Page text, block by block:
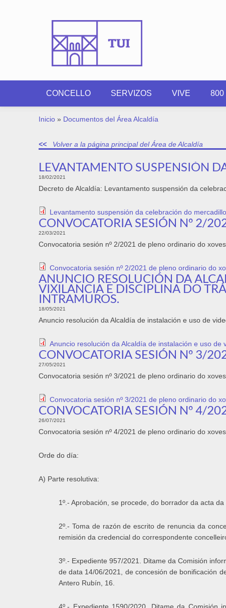
CONCELLO SERVIZOS VIVE 800
VOSTEDE ESTÁ AQUÍ
Inicio » Documentos del Área Alcaldía
Volver a la página principal del Área de Alcaldía
LEVANTAMENTO SUSPENSIÓN
18/02/2021
Decreto de Alcaldía: Levantamento suspensión da
Levantamento suspensión da celebración do
CONVOCATORIA SESIÓN Nº 2/
22/03/2021
Convocatoria sesión nº 2/2021 de pleno ordinario do
Convocatoria sesión nº 2/2021 de pleno ordinario do
ANUNCIO RESOLUCIÓN DA
VIXILANCIA E DISCIPLINA DO
INTRAMUROS.
18/05/2021
Anuncio resolución da Alcaldía de instalación e uso de
Anuncio resolución da Alcaldía de instalación e uso
CONVOCATORIA SESIÓN Nº 3/
27/05/2021
Convocatoria sesión nº 3/2021 de pleno ordinario do
Convocatoria sesión nº 3/2021 de pleno ordinario do
CONVOCATORIA SESIÓN Nº 4/
26/07/2021
Convocatoria sesión nº 4/2021 de pleno ordinario do
Orde do día:
A) Parte resolutiva:
1º.- Aprobación, se procede, do borrador da acta
2º.- Toma de razón de escrito de renuncia da
remisión da credencial do correspondente
3º.- Expediente 957/2021. Ditame da Comisión
de data 14/06/2021, de concesión de bonificación
Antero Rubín, 16.